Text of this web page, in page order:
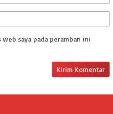
saya pada peramban ini